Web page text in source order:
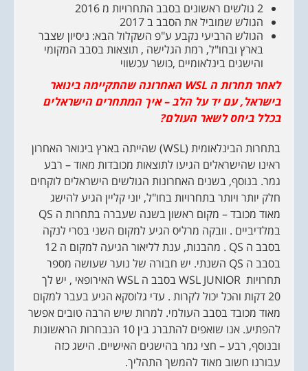
2 גולשים ראשונים בסבב התחרויות מ 2016
הגולש שמוביל את הסבב ב 2017
הגולש הרביעי נקבע ע"פ השקלול הבא: ניסיון שצבר
בארץ ובחו"ל, רמת הגלישה , תוצאות בסבב המקומי
והישגים בינלאומיים ,כושר עכשווי
לאחר תחרות ה WSL האחרונה שהתקיימה בינואר
בישראל, עם יד על הלב – איך המתחרים הישראלים
בכלל ביחס לשאר העולם?
בתחרות הבינלאומית (WSL) שהייתה בארץ בינואר האחרון
ראינו שהישראלים הגיעו לתוצאות מכובדות מאוד – רבע
גמר. בנוסף, בשנים האחרונות הגולשים הישראלים לוקחים
חלק יותר ויותר בתחרויות בחו"ל, יוני קליין הגיע להישג
מאוד מכובד – מקום ראשון בשנה שעברה בתחרות ה QS
במלדיביים . וובקה מרליס הגיע למקום השני בסרי לנקה
בסבב ה QS . מהבנות, ענת לליאור הגיעה למקום ה 12
בסבב ה QS השנתי. יש חבורה של נוער שעושה מספר
תחרויות WSL JUNIOR בסבב ה WSL האירופאי , יש לך
20 דקות והכל יכול לקרות . עדי גלוסקא הגיע בעבר למקום
מאוד מכובד בסבב העולמי. למרות שיש הרבה טובים אפשר
להפתיע. אנו שואפים להתברג בין 10 הנבחרות הראשונות
ובנוסף, רבע – חצי גמר בהישגים האישיים. הישג כזה
עבורנו חשוב מאוד להמשך התהליך.